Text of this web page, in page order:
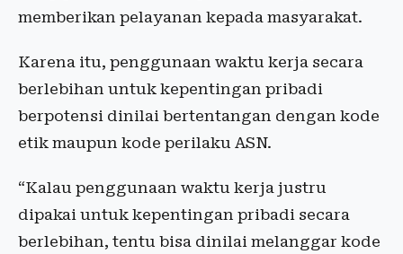
memberikan pelayanan kepada masyarakat.
Karena itu, penggunaan waktu kerja secara
berlebihan untuk kepentingan pribadi
berpotensi dinilai bertentangan dengan kode
etik maupun kode perilaku ASN.
“Kalau penggunaan waktu kerja justru
dipakai untuk kepentingan pribadi secara
berlebihan, tentu bisa dinilai melanggar kode